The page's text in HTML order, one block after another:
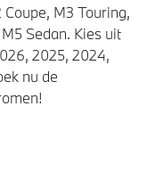
M3 Touring,
Sedan. Kies uit
2025, 2024,
nu de